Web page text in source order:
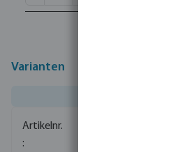
Varianten